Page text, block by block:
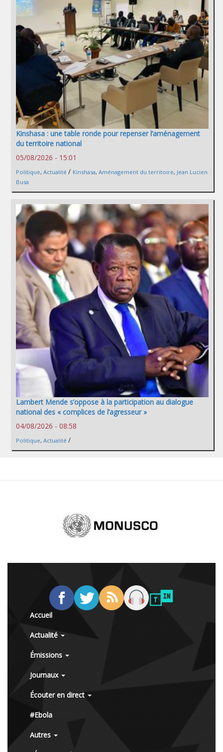
Kinshasa : une table ronde pour repenser l’aménagement
du territoire national
05/08/2026 - 15:01
Politique, Actualité / Kinshasa, Aménagement du territoire, Jean Lucien
Busa
Lambert Mende s’oppose à la participation au dialogue
national des « complices de l’agresseur »
04/08/2026 - 08:58
Politique, Actualité /
Accueil
Actualité
Émissions
Journaux
Écouter en direct
#Ebola
Autres